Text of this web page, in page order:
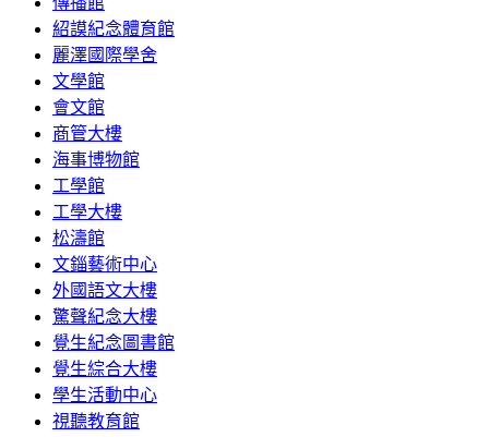
紹謨紀念體育館
麗澤國際學舍
文學館
會文館
商管大樓
海事博物館
工學館
工學大樓
松濤館
文錙藝術中心
外國語文大樓
驚聲紀念大樓
覺生紀念圖書館
覺生綜合大樓
學生活動中心
視聽教育館